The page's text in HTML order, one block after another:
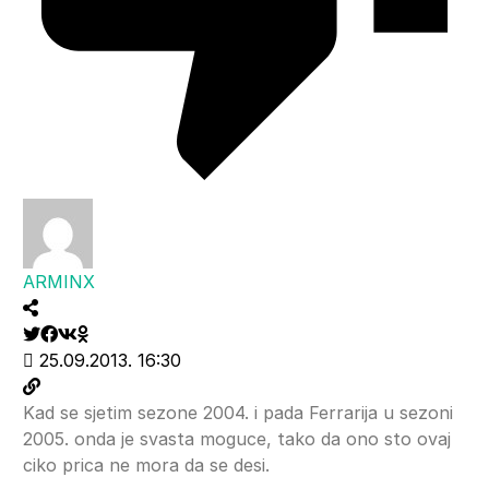
ARMINX
25.09.2013. 16:30
Kad se sjetim sezone 2004. i pada Ferrarija u sezoni
2005. onda je svasta moguce, tako da ono sto ovaj
ciko prica ne mora da se desi.